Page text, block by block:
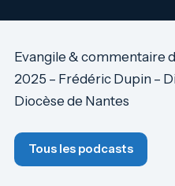
Evangile & commentaire
2025 – Frédéric Dupin –
Diocèse de Nantes
Tous les podcasts